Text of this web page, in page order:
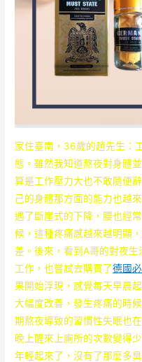
家住臺南，36歲的趙先生：
態。雖然我知道熬夜對身體
算是工作壓力大也不敢隨便
己的身體那方面的能力也越
遇了斷崖式的下降，腰也經
候，這種疼痛感越來越明顯
差。後來，看到A哥的對夜
工作，也嘗試去購買了德國
果開始浮現，感覺每天早晨
大幅度改善，發生疼痛的時
期熬夜導致的習慣性失眠也
晚上醒來上廁所的次數變得
年輕起來了，沒有了那麼多